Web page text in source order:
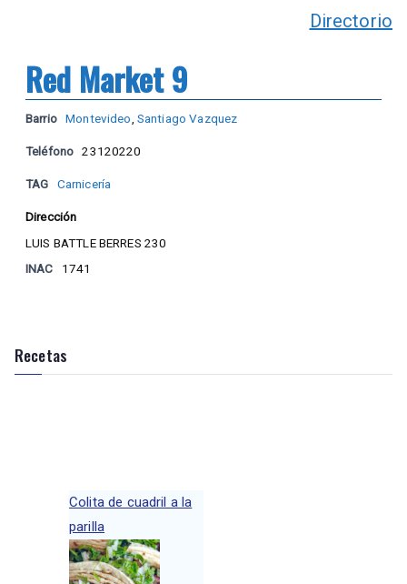
Directorio
Red Market 9
Barrio Montevideo Santiago Vazquez
Teléfono 23120220
TAG Carnicería
Dirección
LUIS BATTLE BERRES 230
INAC
1741
Recetas
Colita de cuadril a la
parilla